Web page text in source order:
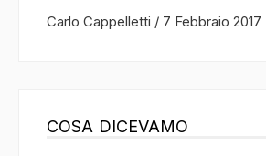
Carlo Cappelletti / 7 Febbraio 2017
COSA DICEVAMO